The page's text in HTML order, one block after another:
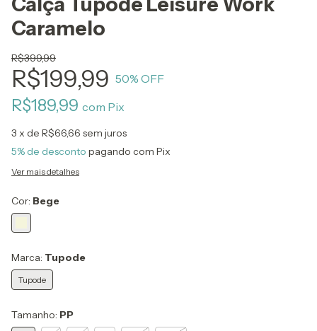
Caramelo
R$399,99
R$199,99 50% OFF
R$189,99 com Pix
3 x de R$66,66 sem juros
5% de desconto pagando com Pix
Ver mais detalhes
Cor: Bege
Marca: Tupode
Tupode
Tamanho: PP